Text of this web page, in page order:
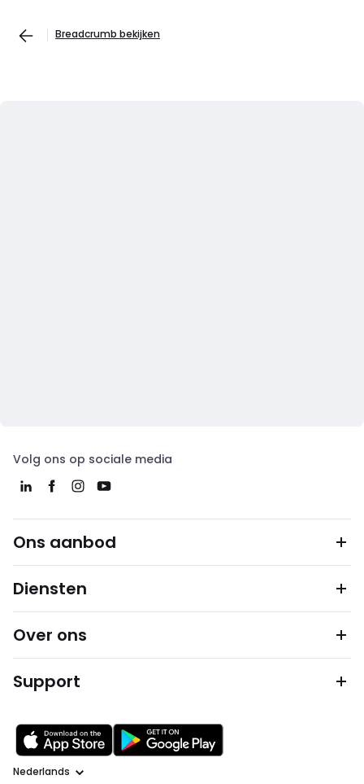
Breadcrumb bekijken
Volg ons op sociale media
Ons aanbod
Diensten
Over ons
Support
Taal